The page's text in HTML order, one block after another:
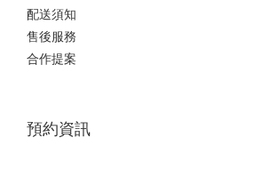
配送須知
售後服務
合作提案
預約資訊